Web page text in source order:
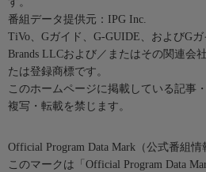
番組データ提供元：IPG Inc.
TiVo、Gガイド、G-GUIDE、およびG
Brands LLCおよび／またはその関連会
たは登録商標です。
このホームページに掲載している記事
複写・転載を禁じます。
Official Program Data Mark（公式番組情
このマークは「Official Program Data